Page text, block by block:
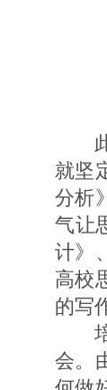
此
就坚
分析
气让
计》
高校
的写
培
会。